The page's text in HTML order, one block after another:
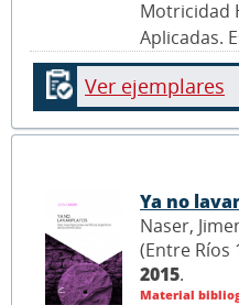
Motricidad
Aplicadas.
Ver ejemplares
Ya no
Naser,
(Entre Ríos
2015.
Material